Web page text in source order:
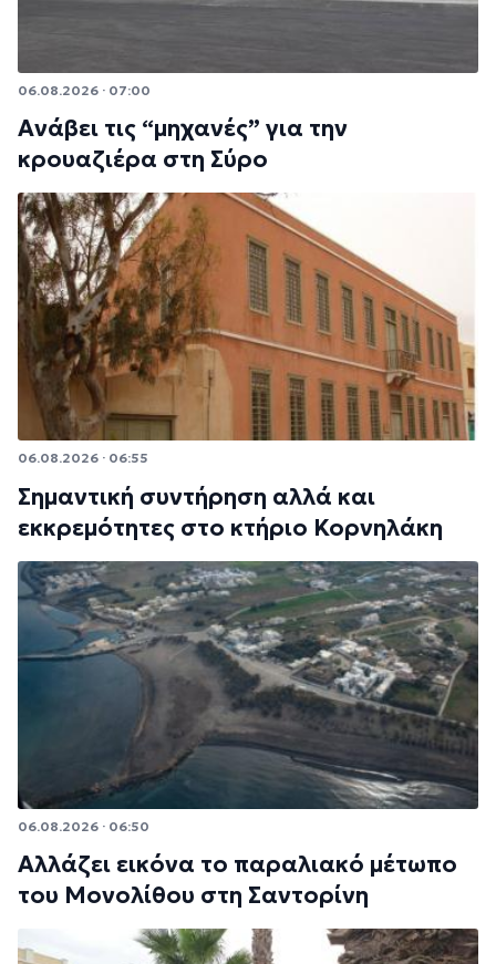
06.08.2026 · 07:00
Ανάβει τις “μηχανές” για την
κρουαζιέρα στη Σύρο
06.08.2026 · 06:55
Σημαντική συντήρηση αλλά και
εκκρεμότητες στο κτήριο Κορνηλάκη
06.08.2026 · 06:50
Αλλάζει εικόνα το παραλιακό μέτωπο
του Μονολίθου στη Σαντορίνη